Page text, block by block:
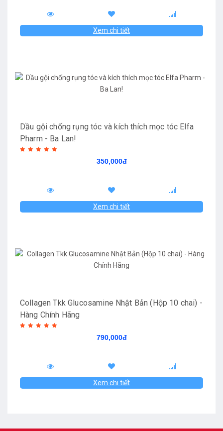
Xem chi tiết
Dầu gội chống rụng tóc và kích thích mọc tóc Elfa
Pharm - Ba Lan!
350,000đ
Xem chi tiết
Collagen Tkk Glucosamine Nhật Bản (Hộp 10 chai) -
Hàng Chính Hãng
790,000đ
Xem chi tiết